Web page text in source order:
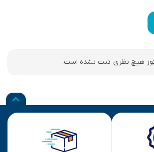
هیچ نظری ثبت نشده است.